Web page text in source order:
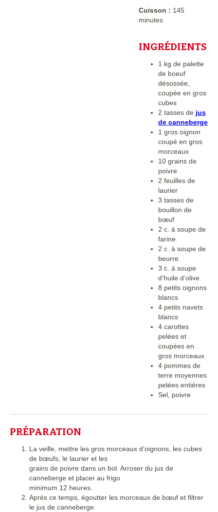
Cuisson : 145
minutes
INGRÉDIENTS
1 kg de palette
de boeuf
désossée,
coupée en gros
cubes
2 tasses de jus
de canneberge
1 gros oignon
coupé en gros
morceaux
10 grains de
poivre
2 feuilles de
laurier
3 tasses de
bouillon de
bœuf
2 c. à soupe de
farine
2 c. à soupe de
beurre
3 c. à soupe
d’huile d’olive
8 petits oignons
blancs
4 petits navets
blancs
4 carottes
pelées et
coupées en
gros morceaux
4 pommes de
terre moyennes
pelées entières
Sel, poivre
PRÉPARATION
La veille, mettre les gros morceaux d’oignons, les cubes
de bœufs, le laurier et les
grains de poivre dans un bol. Arroser du jus de
canneberge et placer au frigo
minimum 12 heures.
Après ce temps, égoutter les morceaux de bœuf et filtrer
le jus de canneberge